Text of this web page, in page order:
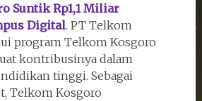
Suntik Rp1,1 Miliar
Digital. PT Telkom
program Telkom Kosgoro
kontribusinya dalam
tinggi. Sebagai
Telkom Kosgoro